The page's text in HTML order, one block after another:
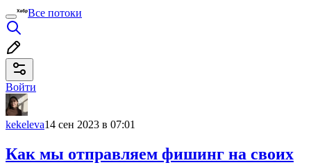
Все потоки
Войти
kekeleva14 сен 2023 в 07:01
Как мы отправляем фишинг на своих